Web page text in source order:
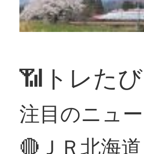
📶トレた
注目のニュ
🔴ＪＲ北海